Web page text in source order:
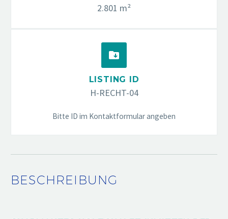
2.801 m²


LISTING ID
H-RECHT-04
Bitte ID im Kontaktformular angeben
BESCHREIBUNG